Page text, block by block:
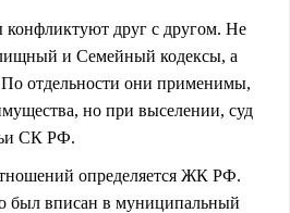
конфликтуют друг с другом. Не
и Семейный кодексы, а
отдельности они применимы,
но при выселении, суд
СК РФ.
определяется ЖК РФ.
был вписан в муниципальный